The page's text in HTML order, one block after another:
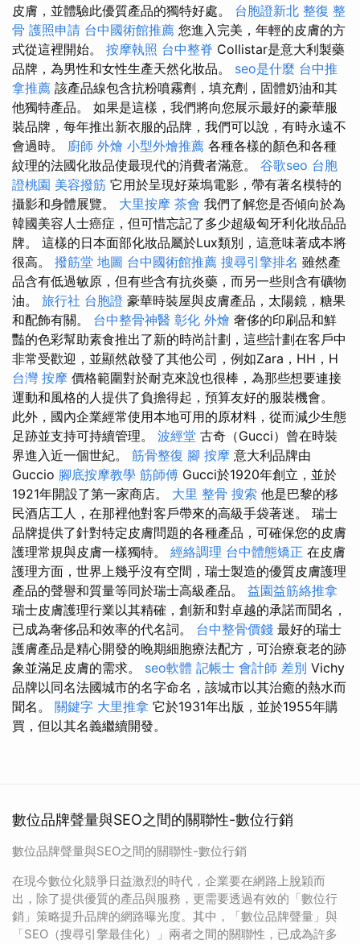
皮膚，並體驗此優質產品的獨特好處。 台胞證新北 整復 整
骨 護照申請 台中國術館推薦 您進入完美，年輕的皮膚的方
式從這裡開始。 按摩執照 台中整脊 Collistar是意大利製藥
品牌，為男性和女性生產天然化妝品。 seo是什麼 台中推
拿推薦 該產品線包含抗粉噴霧劑，填充劑，固體奶油和其
他獨特產品。 如果是這樣，我們將向您展示最好的豪華服
裝品牌，每年推出新衣服的品牌，我們可以說，有時永遠不
會過時。 廚師 外燴 小型外燴推薦 各種各樣的顏色和各種
紋理的法國化妝品使最現代的消費者滿意。 谷歌seo 台胞
證桃園 美容撥筋 它用於呈現好萊塢電影，帶有著名模特的
攝影和身體展覽。 大里按摩 茶會 我們了解您是否傾向於為
韓國美容人士癌症，但可惜忘記了多少超級匈牙利化妝品品
牌。 這樣的日本面部化妝品屬於Lux類別，這意味著成本將
很高。 撥筋堂 地圖 台中國術館推薦 搜尋引擎排名 雖然產
品含有低過敏原，但有些含有抗炎藥，而另一些則含有礦物
油。 旅行社 台胞證 豪華時裝屋與皮膚產品，太陽鏡，糖果
和配飾有關。 台中整骨神醫 彰化 外燴 奢侈的印刷品和鮮
豔的色彩幫助素食推出了新的時尚計劃，這些計劃在客戶中
非常受歡迎，並顯然啟發了其他公司，例如Zara，HH，H
台灣 按摩 價格範圍對於耐克來說也很棒，為那些想要連接
運動和風格的人提供了負擔得起，預算友好的服裝機會。
此外，國內企業經常使用本地可用的原材料，從而減少生態
足跡並支持可持續管理。 波經堂 古奇（Gucci）曾在時裝
界進入近一個世紀。 筋骨整復 腳 按摩 意大利品牌由
Guccio 腳底按摩教學 筋師傅 Gucci於1920年創立，並於
1921年開設了第一家商店。 大里 整骨 搜索 他是巴黎的移
民酒店工人，在那裡他對客戶帶來的高級手袋著迷。 瑞士
品牌提供了針對特定皮膚問題的各種產品，可確保您的皮膚
護理常規與皮膚一樣獨特。 經絡調理 台中體態矯正 在皮膚
護理方面，世界上幾乎沒有空間，瑞士製造的優質皮膚護理
產品的聲譽和質量等同於瑞士高級產品。 益園益筋絡推拿
瑞士皮膚護理行業以其精確，創新和對卓越的承諾而聞名，
已成為奢侈品和效率的代名詞。 台中整骨價錢 最好的瑞士
護膚產品是精心開發的晚期細胞療法配方，可治療衰老的跡
象並滿足皮膚的需求。 seo軟體 記帳士 會計師 差別 Vichy
品牌以同名法國城市的名字命名，該城市以其治癒的熱水而
聞名。 關鍵字 大里推拿 它於1931年出版，並於1955年購
買，但以其名義繼續開發。
數位品牌聲量與SEO之間的關聯性-數位行銷
數位品牌聲量與SEO之間的關聯性-數位行銷
在現今數位化競爭日益激烈的時代，企業要在網路上脫穎而
出，除了提供優質的產品與服務，更需要透過有效的「數位行
銷」策略提升品牌的網路曝光度。其中，「數位品牌聲量」與
「SEO（搜尋引擎最佳化）」兩者之間的關聯性，已成為許多